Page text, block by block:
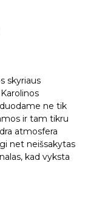
skyriaus
ne tik
ir tam tikru
atmosfera
net neišsakytas
kad vyksta